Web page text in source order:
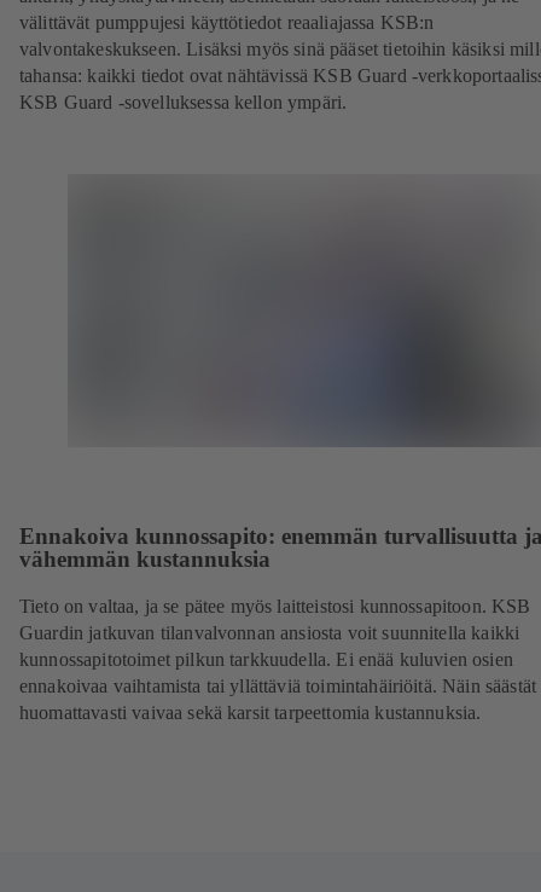
välittävät pumppujesi käyttötiedot reaaliajassa KSB:n
valvontakeskukseen. Lisäksi myös sinä pääset tietoihin käsiksi
tahansa: kaikki tiedot ovat nähtävissä KSB Guard -
KSB Guard -sovelluksessa kellon ympäri.
Ennakoiva kunnossapito: enemmän turvallisuutta
vähemmän kustannuksia
Tieto on valtaa, ja se pätee myös laitteistosi kunnossapitoon. KSB
Guardin jatkuvan tilanvalvonnan ansiosta voit suunnitella kaikki
kunnossapitotoimet pilkun tarkkuudella. Ei enää kuluvien osien
ennakoivaa vaihtamista tai yllättäviä toimintahäiriöitä. Näin säästät
huomattavasti vaivaa sekä karsit tarpeettomia kustannuksia.